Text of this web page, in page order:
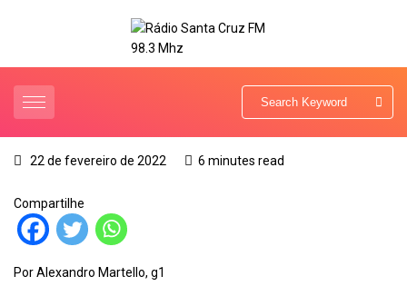
22 de fevereiro de 2022 6 minutes read
Compartilhe
Por Alexandro Martello, g1